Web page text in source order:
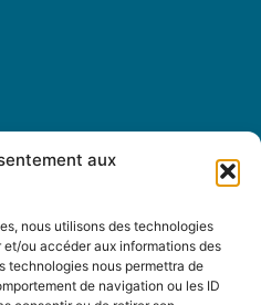
aux
nous utilisons des technologies
ou accéder aux informations des
technologies nous permettra de
de navigation ou les ID